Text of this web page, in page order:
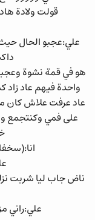
قولت ولادة
علي:عجبو الحال
هو في قمة نشوة وعجبو
واحدة فيهم عاد
عاد عرفت علاش كان
على فمي وكنتجمع
ناض جاب ليا شربت
علي:راني